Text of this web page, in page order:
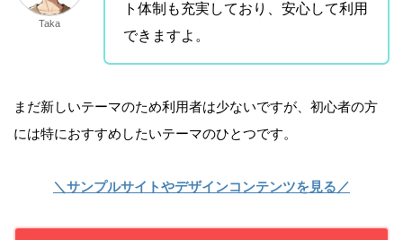
Taka
ト体制も充実しており、安心して利用
できますよ。
まだ新しいテーマのため利用者は少ないですが、初心者の方
には特におすすめしたいテーマのひとつです。
＼サンプルサイトやデザインコンテンツを見る／